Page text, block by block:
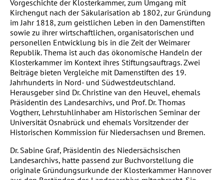
Vorgeschichte der Klosterkammer, zum Umgang mit
Kirchengut nach der Säkularisation ab 1802, zur Gründung
im Jahr 1818, zum geistlichen Leben in den Damenstiften
sowie zu ihrer wirtschaftlichen, organisatorischen und
personellen Entwicklung bis in die Zeit der Weimarer
Republik. Thema ist auch das ökonomische Handeln der
Klosterkammer im Kontext ihres Stiftungsauftrags. Zwei
Beiträge bieten Vergleiche mit Damenstiften des 19.
Jahrhunderts in Nord- und Südwestdeutschland.
Herausgeber sind Dr. Christine van den Heuvel, ehemals
Präsidentin des Landesarchivs, und Prof. Dr. Thomas
Vogtherr, Lehrstuhlinhaber am Historischen Seminar der
Universität Osnabrück und ehemals Vorsitzender der
Historischen Kommission für Niedersachsen und Bremen.
Dr. Sabine Graf, Präsidentin des Niedersächsischen
Landesarchivs, hatte passend zur Buchvorstellung die
originale Gründungsurkunde der Klosterkammer Hannover